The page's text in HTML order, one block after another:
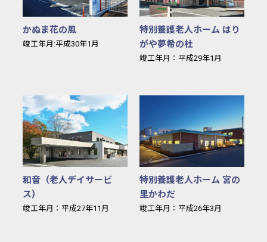
かぬま花の風
竣工年月:平成30年1月
特別養護老人ホーム はり
がや夢希の杜
竣工年月：平成29年1月
和音（老人デイサービ
ス）
竣工年月：平成27年11月
特別養護老人ホーム 宮の
里かわだ
竣工年月：平成26年3月